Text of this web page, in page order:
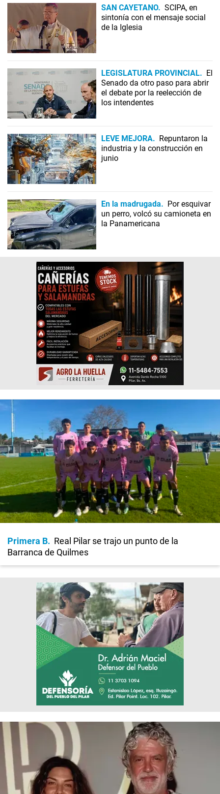
SAN CAYETANO
SCIPA, en
sintonía con el mensaje social
de la Iglesia
LEGISLATURA PROVINCIAL
El
Senado da otro paso para abrir
el debate por la reelección de
los intendentes
LEVE MEJORA
Repuntaron la
industria y la construcción en
junio
En la madrugada
Por esquivar
un perro, volcó su camioneta en
la Panamericana
Primera B
Real Pilar se trajo un punto de la
Barranca de Quilmes